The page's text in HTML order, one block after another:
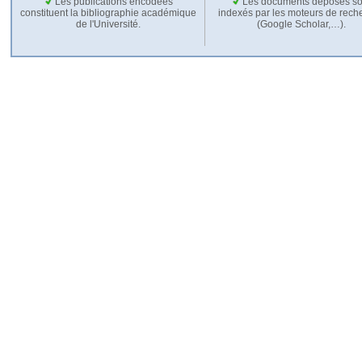
constituent la bibliographie académique
de l'Université.
indexés par les moteurs de
(Google Scholar,…).